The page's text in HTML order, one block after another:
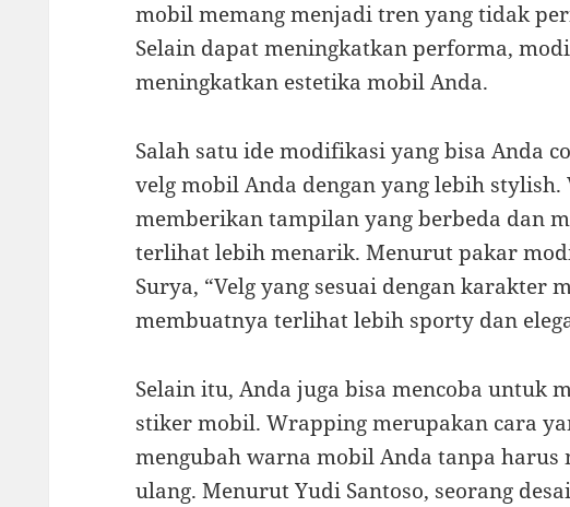
mobil memang menjadi tren yang tidak
Selain dapat meningkatkan performa,
meningkatkan estetika mobil Anda.
Salah satu ide modifikasi yang bisa Anda
velg mobil Anda dengan yang lebih stylish.
memberikan tampilan yang berbeda dan
terlihat lebih menarik. Menurut pakar
Surya, “Velg yang sesuai dengan karakter
membuatnya terlihat lebih sporty dan
Selain itu, Anda juga bisa mencoba untuk
stiker mobil. Wrapping merupakan cara
mengubah warna mobil Anda tanpa harus
ulang. Menurut Yudi Santoso, seorang